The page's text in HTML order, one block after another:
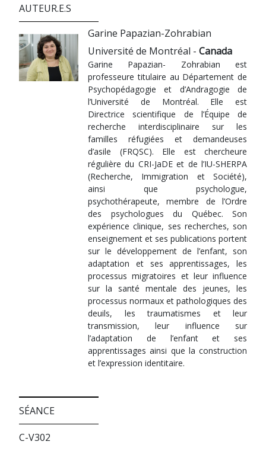
AUTEUR.E.S
Garine Papazian-Zohrabian
Université de Montréal - Canada
Garine Papazian- Zohrabian est
professeure titulaire au Département de
Psychopédagogie et d’Andragogie de
l’Université de Montréal. Elle est
Directrice scientifique de l’Équipe de
recherche interdisciplinaire sur les
familles réfugiées et demandeuses
d’asile (FRQSC). Elle est chercheure
régulière du CRI-JaDE et de l’IU-SHERPA
(Recherche, Immigration et Société),
ainsi que psychologue,
psychothérapeute, membre de l’Ordre
des psychologues du Québec. Son
expérience clinique, ses recherches, son
enseignement et ses publications portent
sur le développement de l’enfant, son
adaptation et ses apprentissages, les
processus migratoires et leur influence
sur la santé mentale des jeunes, les
processus normaux et pathologiques des
deuils, les traumatismes et leur
transmission, leur influence sur
l’adaptation de l’enfant et ses
apprentissages ainsi que la construction
et l’expression identitaire.
SÉANCE
C-V302